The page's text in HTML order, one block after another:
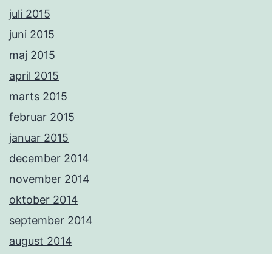
juli 2015
juni 2015
maj 2015
april 2015
marts 2015
februar 2015
januar 2015
december 2014
november 2014
oktober 2014
september 2014
august 2014